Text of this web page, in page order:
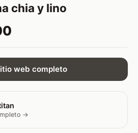
chia y lino
web completo
→